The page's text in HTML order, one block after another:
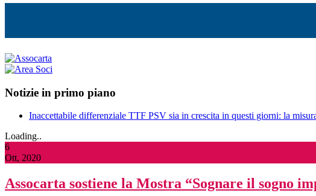
Notizie in primo piano
Inaccettabile differenziale TTF PSV sia in crescita in questi giorni: la
Loading..
6
Ott, 2020
Assocarta sostiene la Mostra “Sognare il sogno